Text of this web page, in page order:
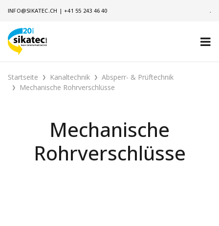
INFO@SIKATEC.CH |+41 55 243 46 40 .
Startseite Kanaltechnik
Absperr- & Prüftechnik
Mechanische Rohrverschlüsse
Mechanische
Rohrverschlüsse